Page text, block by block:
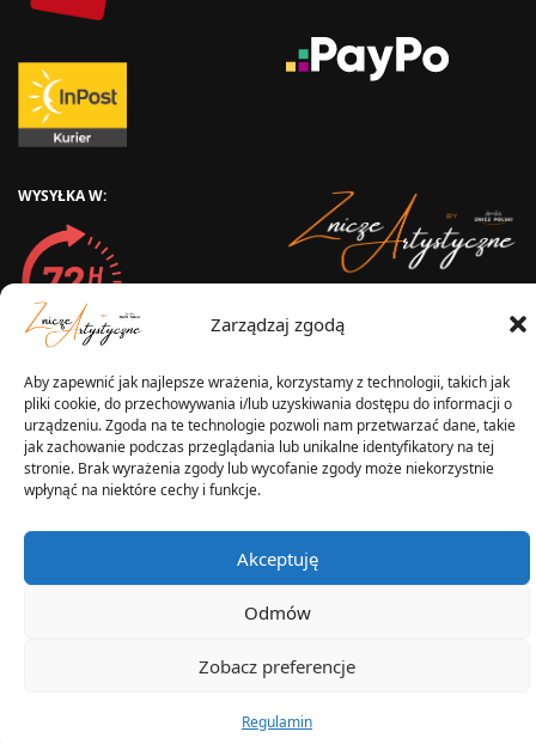
Zarządzaj zgodą
Aby zapewnić jak najlepsze wrażenia, korzystamy z technologii, takich jak
pliki cookie, do przechowywania i/lub uzyskiwania dostępu do informacji o
urządzeniu. Zgoda na te technologie pozwoli nam przetwarzać dane, takie
jak zachowanie podczas przeglądania lub unikalne identyfikatory na tej
stronie. Brak wyrażenia zgody lub wycofanie zgody może niekorzystnie
wpłynąć na niektóre cechy i funkcje.
Akceptuję
Odmów
Zobacz preferencje
Regulamin
WYSYŁKA W:
2025 © Znicz Polski -
Wytwórnia Zniczy